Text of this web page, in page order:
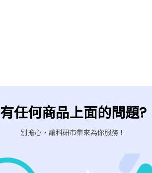
有任何商品上面的問題?
別擔心，讓科研市集來為你服務！